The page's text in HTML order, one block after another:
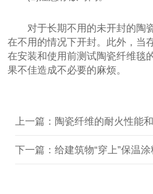
对于长期不用的未开封的陶
在不用的情况下开封。此外，当
在安装和使用前测试陶瓷纤维毯
果不佳造成不必要的麻烦。
上一篇：陶瓷纤维的耐火性能
下一篇：给建筑物“穿上”保温涂